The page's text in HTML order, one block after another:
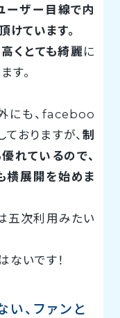
ーザー目線で内
けています。
くとても綺麗 に
す。
にも、faceboo
おりますが、制
れているので、
横展開を始めま
五次利用みたい
ないです！
、ファンと